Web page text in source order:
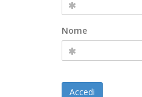
Nome